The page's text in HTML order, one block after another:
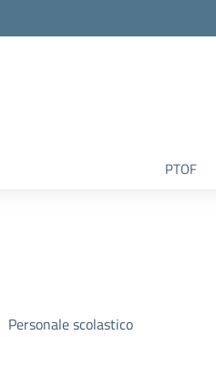
PTOF
Personale scolastico